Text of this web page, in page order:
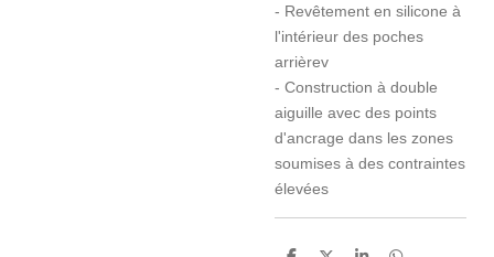
- Revêtement en silicone à
l'intérieur des poches
arrièrev
- Construction à double
aiguille avec des points
d'ancrage dans les zones
soumises à des contraintes
élevées